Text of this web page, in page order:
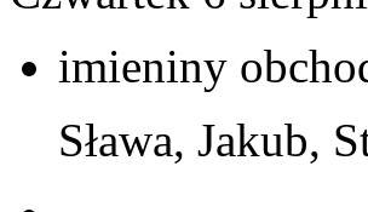
imieniny
Sława, Jakub,